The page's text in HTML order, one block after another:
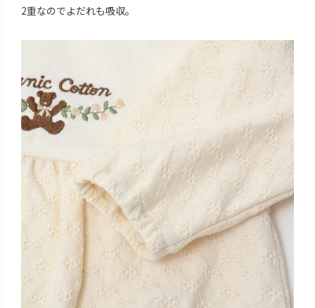
2重なのでよだれも吸収。